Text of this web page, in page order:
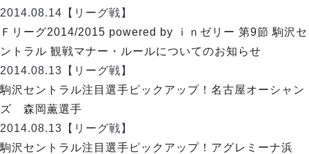
選手の通算記録（Ｆ２）
ヴォスクオーレ仙台
マルバ水戸FC
リガーレヴィア葛飾
Y．S．C．C．横浜
ヴィンセドール白山
アグレミーナ浜松
2014.08.14 【リーグ戦】
Ｆリーグ2014/2015 powered by ｉｎゼリー 第9節 駒沢セ
ントラル 観戦マナー・ルールについてのお知らせ
2014.08.13 【リーグ戦】
駒沢セントラル注目選手ピックアップ！名古屋オーシャン
ズ 森岡薫選手
2014.08.13 【リーグ戦】
駒沢セントラル注目選手ピックアップ！アグレミーナ浜